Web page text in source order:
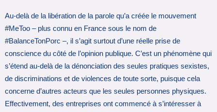
Au-delà de la libération de la parole qu’a créée le mouvement
#MeToo – plus connu en France sous le nom de
#BalanceTonPorc –, il s’agit surtout d’une réelle prise de
conscience du côté de l’opinion publique. C’est un phénomène qui
s’étend au-delà de la dénonciation des seules pratiques sexistes,
de discriminations et de violences de toute sorte, puisque cela
concerne d’autres acteurs que les seules personnes physiques.
Effectivement, des entreprises ont commencé à s’intéresser à